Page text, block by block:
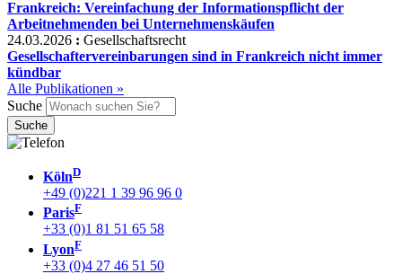
Frankreich: Vereinfachung der Informationspflicht der
Arbeitnehmenden bei Unternehmenskäufen
24.03.2026 : Gesellschaftsrecht
Gesellschaftervereinbarungen sind in Frankreich nicht immer
kündbar
Alle Publikationen »
Suche
KölnD
+49 (0)221 1 39 96 96 0
ParisF
+33 (0)1 81 51 65 58
LyonF
+33 (0)4 27 46 51 50